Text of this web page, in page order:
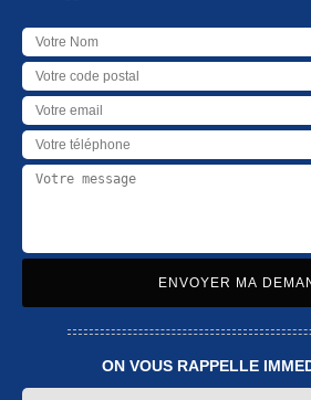
ON VOUS RAPPELLE